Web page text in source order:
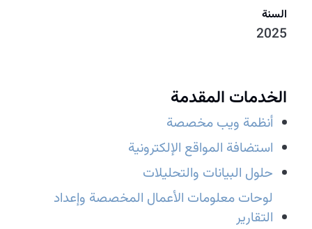
السنة
2025
الخدمات المقدمة
أنظمة ويب مخصصة
استضافة المواقع الإلكترونية
حلول البيانات والتحليلات
لوحات معلومات الأعمال المخصصة وإعداد
التقارير